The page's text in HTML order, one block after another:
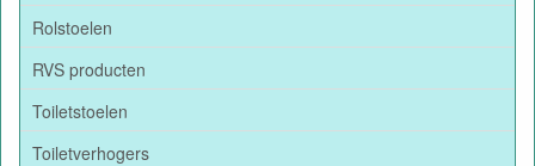
Rolstoelen
RVS producten
Toiletstoelen
Toiletverhogers